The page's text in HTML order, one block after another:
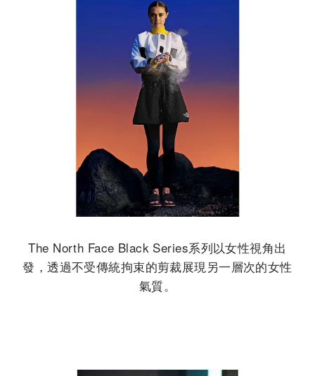
The North Face Black Series系列以女性視角出
發，透過不受傳統拘束的剪裁展現另一層次的女性
氣質。